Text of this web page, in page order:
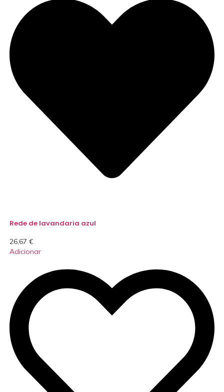
Rede de lavandaria azul
26,67 €
Adicionar